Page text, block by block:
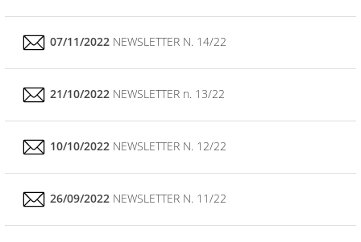
07/11/2022 NEWSLETTER N. 14/22
21/10/2022 NEWSLETTER n. 13/22
10/10/2022 NEWSLETTER N. 12/22
26/09/2022 NEWSLETTER N. 11/22